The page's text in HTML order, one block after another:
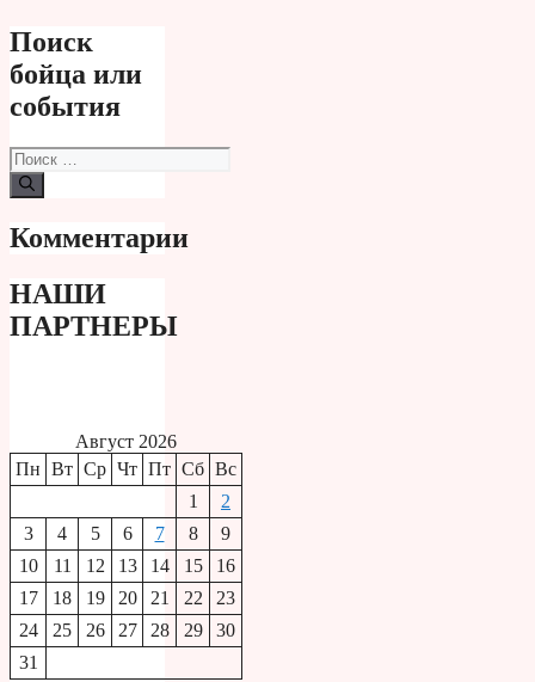
Поиск
бойца или
события
Поиск:
Комментарии
НАШИ
ПАРТНЕРЫ
Август 2026
Пн Вт Ср Чт Пт Сб Вс
1
2
3
4 5 6 7 8
9
10
11 12 13 14 15
16
17
18 19 20 21 22
23
24
25 26 27 28 29
30
31